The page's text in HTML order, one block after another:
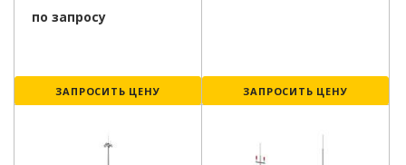
по запросу
ЗАПРОСИТЬ ЦЕНУ ЗАПРОСИТЬ ЦЕНУ